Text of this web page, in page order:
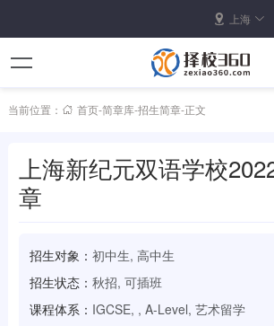
上海
当前位置： 首页-简章库-招生简章-正文
上海新纪元双语学校
章
招生对象： 初中生, 高中生
招生状态： 秋招, 可插班
课程体系： IGCSE, , A-Level, 艺术留学